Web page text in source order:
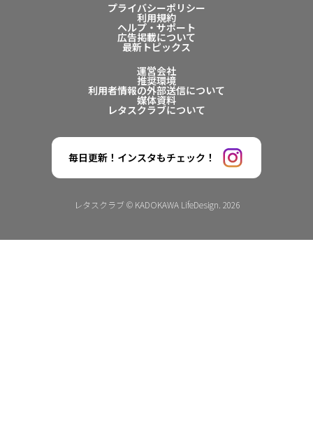
プライバシーポリシー
利用規約
ヘルプ・サポート
広告掲載について
最新トピックス
運営会社
推奨環境
利用者情報の外部送信について
媒体資料
レタスクラブについて
毎日更新！インスタもチェック！
レタスクラブ © KADOKAWA LifeDesign. 2026